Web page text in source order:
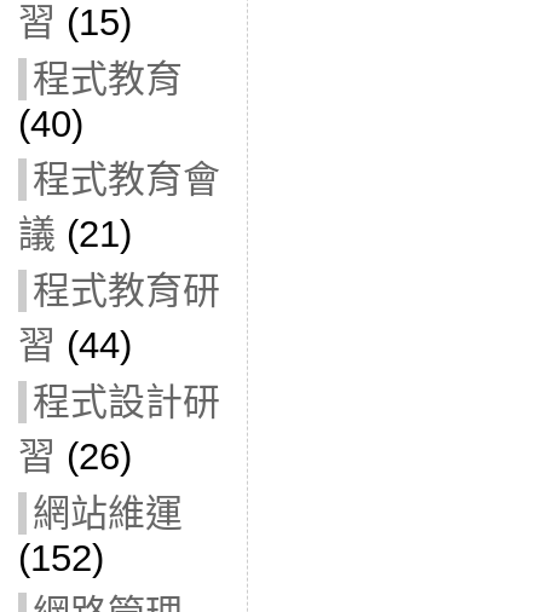
習 (15)
程式教育
(40)
程式教育會
議 (21)
程式教育研
習 (44)
程式設計研
習 (26)
網站維運
(152)